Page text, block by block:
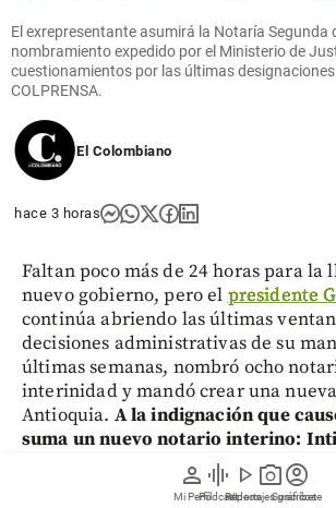
person
Mi Perfil
graphic_eq
Pódcast
play_arrow
Videos
photo_camera
Reportajes gráficos
account_circle
Suscríbete
El exrepresentante asumirá la Notaría Segunda
nombramiento expedido por el Ministerio de
cuestionamientos por las últimas designaciones
COLPRENSA.
El Colombiano
hace 3 horas
Faltan poco más de 24 horas para la
nuevo gobierno, pero el presidente
continúa abriendo las últimas
decisiones administrativas de su
últimas semanas, nombró ocho
interinidad y mandó crear una
Antioquia. A la indignación que
suma un nuevo notario interino:
Mediante el Decreto 1021 del 5 de